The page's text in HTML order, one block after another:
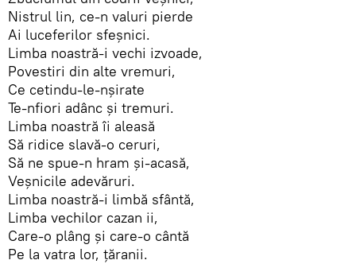
Nistrul lin, ce-n valuri pierde
Ai luceferilor sfeşnici.
Limba noastră-i vechi izvoade,
Povestiri din alte vremuri,
Ce cetindu-le-nşirate
Te-nfiori adânc şi tremuri.
Limba noastră îi aleasă
Să ridice slavă-o ceruri,
Să ne spue-n hram şi-acasă,
Veşnicile adevăruri.
Limba noastră-i limbă sfântă,
Limba vechilor cazan ii,
Care-o plâng şi care-o cântă
Pe la vatra lor, ţăranii.